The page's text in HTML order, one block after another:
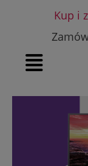
Kup i